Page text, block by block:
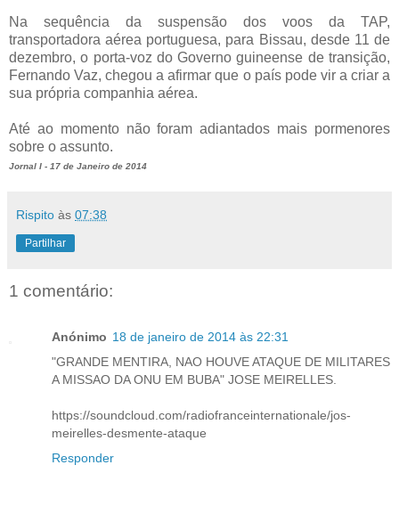
Na sequência da suspensão dos voos da TAP,
transportadora aérea portuguesa, para Bissau, desde 11 de
dezembro, o porta-voz do Governo guineense de transição,
Fernando Vaz, chegou a afirmar que o país pode vir a criar a
sua própria companhia aérea.
Até ao momento não foram adiantados mais pormenores
sobre o assunto.
Jornal I - 17 de Janeiro de 2014
Rispito às 07:38
Partilhar
1 comentário:
Anónimo 18 de janeiro de 2014 às 22:31
"GRANDE MENTIRA, NAO HOUVE ATAQUE DE MILITARES
A MISSAO DA ONU EM BUBA" JOSE MEIRELLES.
https://soundcloud.com/radiofranceinternationale/jos-
meirelles-desmente-ataque
Responder